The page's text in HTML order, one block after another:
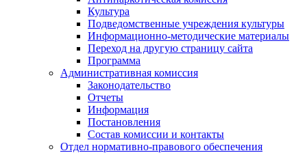
Культура
Подведомственные учреждения культуры
Информационно-методические материалы
Переход на другую страницу сайта
Программа
Административная комиссия
Законодательство
Отчеты
Информация
Постановления
Состав комиссии и контакты
Отдел нормативно-правового обеспечения